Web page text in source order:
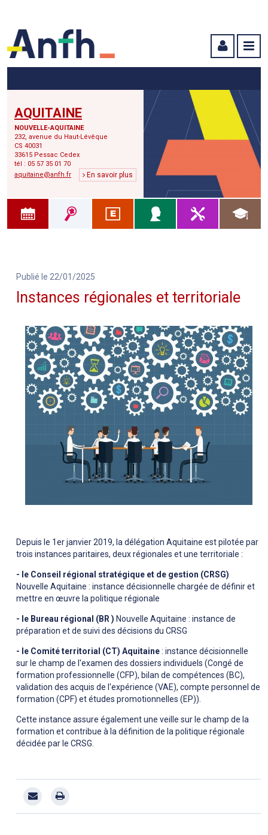
AQUITAINE
NOUVELLE-AQUITAINE
232, avenue du Haut-Lévêque
CS 40031
33615 Pessac Cedex
tél : 05 57 35 01 70
aquitaine@anfh.fr
En savoir plus
Publié le 22/01/2025
Instances régionales et territoriale
Depuis le 1er janvier 2019, la délégation Aquitaine est pilotée par
trois instances paritaires, deux régionales et une territoriale :
- le Conseil régional stratégique et de gestion (CRSG)
Nouvelle Aquitaine : instance décisionnelle chargée de définir et
mettre en œuvre la politique régionale
- le Bureau régional (BR ) Nouvelle Aquitaine : instance de
préparation et de suivi des décisions du CRSG
- le Comité territorial (CT) Aquitaine: instance décisionnelle
sur le champ de l'examen des dossiers individuels (Congé de
formation professionnelle (CFP), bilan de compétences (BC),
validation des acquis de l'expérience (VAE), compte personnel de
formation (CPF) et études promotionnelles (EP)).
Cette instance assure également une veille sur le champ de la
formation et contribue à la définition de la politique régionale
décidée par le CRSG.